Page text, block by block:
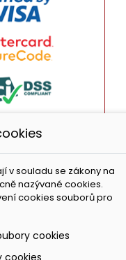
v souladu se zákony na
nazývané cookies.
cookies souborů pro
cookies
cookies